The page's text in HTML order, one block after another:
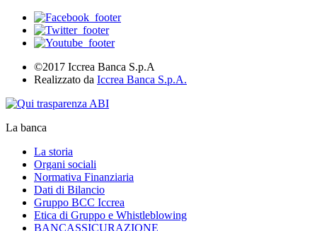
©2017 Iccrea Banca S.p.A
Realizzato da Iccrea Banca S.p.A.
La banca
La storia
Organi sociali
Normativa Finanziaria
Dati di Bilancio
Gruppo BCC Iccrea
Etica di Gruppo e Whistleblowing
BANCASSICURAZIONE